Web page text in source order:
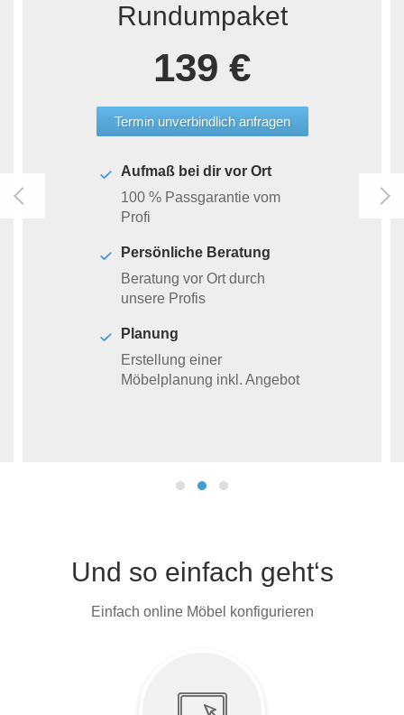
Rundumpaket
139 €
Termin unverbindlich anfragen
Aufmaß bei dir vor Ort
100 % Passgarantie vom
Profi
Persönliche Beratung
Beratung vor Ort durch
unsere Profis
Planung
Erstellung einer
Möbelplanung inkl. Angebot
Und so einfach geht‘s
Einfach online Möbel konfigurieren